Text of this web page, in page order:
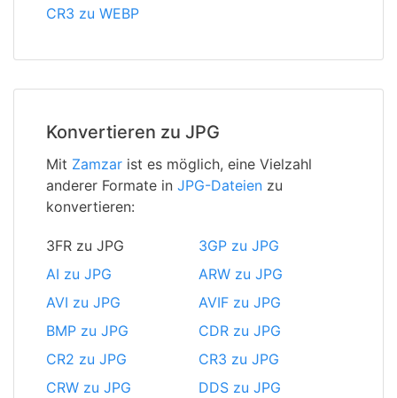
CR3 zu WEBP
Konvertieren zu JPG
Mit Zamzar ist es möglich, eine Vielzahl
anderer Formate in JPG-Dateien zu
konvertieren:
3FR zu JPG
3GP zu JPG
AI zu JPG
ARW zu JPG
AVI zu JPG
AVIF zu JPG
BMP zu JPG
CDR zu JPG
CR2 zu JPG
CR3 zu JPG
CRW zu JPG
DDS zu JPG